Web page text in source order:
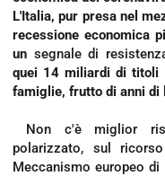
L'Italia, pur presa nel
recessione economica
un segnale di
quei 14 miliardi di titoli
famiglie, frutto di anni di
Non c'è miglior risposta al dibattito, estremamente
polarizzato, sul
Meccanismo europeo